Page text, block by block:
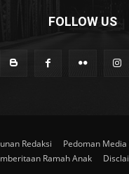
FOLLOW US
Redaksi
Pedoman Media
Ramah Anak